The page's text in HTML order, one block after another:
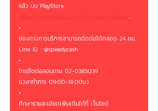
แล้ว บน PlayStore
...
•
ช่องทางการบริการสามารถติดต่อได้ตลอด 24 ชม.
Line ID : @speedycash
•
โทรติดต่อสอบถาม 02-0385039
(เวลาทำการ 09:00-18:00น.)
•
ศึกษารายละเอียดเพิ่มเติมได้ที่ เว็บไซต์